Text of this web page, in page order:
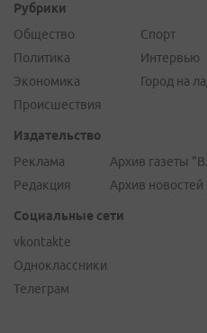
Рубрики
Общество
Политика
Экономика
Происшествия
Спорт
Интервью
Город на
Издательство
Реклама
Редакция
Архив газеты
Архив новостей
Социальные сети
vkontakte
Одноклассники
Телеграм